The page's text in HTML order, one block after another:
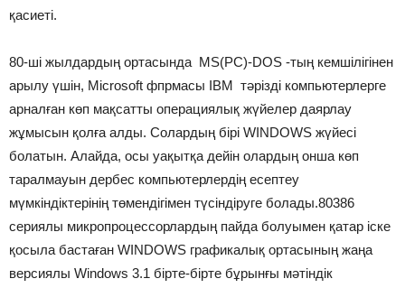
қасиеті.
80-ші жылдардың ортасында MS(PC)-DOS -тың кемшілігінен
арылу үшін, Microsoft фпрмасы IBM тәрізді компьютерлерге
арналған көп мақсатты операциялық жүйелер даярлау
жұмысын қолға алды. Солардың бірі WINDOWS жүйесі
болатын. Алайда, осы уақытқа дейін олардың онша көп
таралмауын дербес компьютерлердің есептеу
мүмкіндіктерінің төмендігімен түсіндіруге болады.80386
сериялы микропроцессорлардың пайда болуымен қатар іске
қосыла бастаған WINDOWS графикалық ортасының жаңа
версиялы Windows 3.1 бірте-бірте бұрынғы мәтіндік